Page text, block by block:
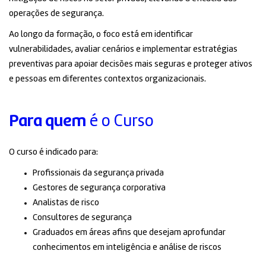
operações de segurança.
Ao longo da formação, o foco está em identificar
vulnerabilidades, avaliar cenários e implementar estratégias
preventivas para apoiar decisões mais seguras e proteger ativos
e pessoas em diferentes contextos organizacionais.
Para quem é o Curso
O curso é indicado para:
Profissionais da segurança privada
Gestores de segurança corporativa
Analistas de risco
Consultores de segurança
Graduados em áreas afins que desejam aprofundar
conhecimentos em inteligência e análise de riscos